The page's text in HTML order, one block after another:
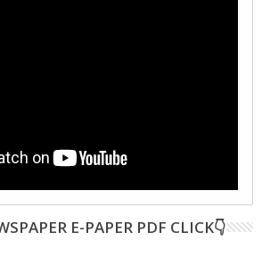
E-PAPER PDF CLICK👇